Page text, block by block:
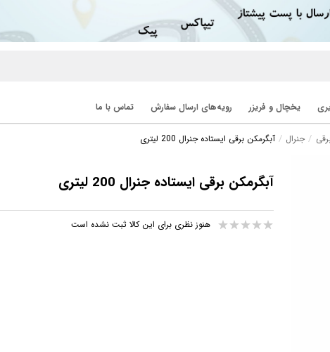
یخچال و فریزر رویه‌های ارسال سفارش تماس با ما
جنرال آبگرمکن برقی ایستاده جنرال 200 لیتری
آبگرمکن برقی ایستاده جنرال 200 لیتری
هنوز نظری برای این کالا ثبت نشده است